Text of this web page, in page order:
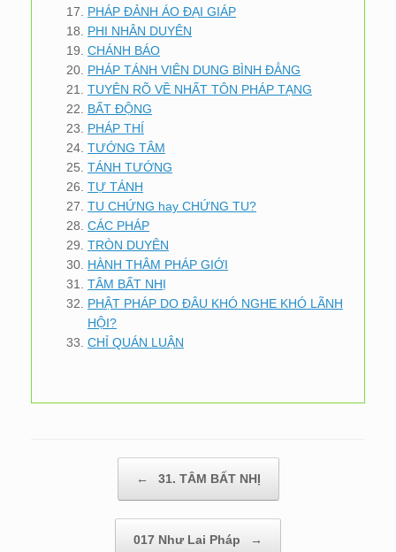
PHÁP ĐẢNH ÁO ĐẠI GIÁP
PHI NHÂN DUYÊN
CHÁNH BÁO
PHÁP TÁNH VIÊN DUNG BÌNH ĐẲNG
TUYÊN RÕ VỀ NHẤT TÔN PHÁP TẠNG
BẤT ĐỘNG
PHÁP THÍ
TƯỚNG TÂM
TÁNH TƯỚNG
TỰ TÁNH
TU CHỨNG hay CHỨNG TU?
CÁC PHÁP
TRÒN DUYÊN
HÀNH THÂM PHÁP GIỚI
TÂM BẤT NHỊ
PHẬT PHÁP DO ĐÂU KHÓ NGHE KHÓ LÃNH
HỘI?
CHỈ QUÁN LUẬN
← 31. TÂM BẤT NHỊ
017 Như Lai Pháp →